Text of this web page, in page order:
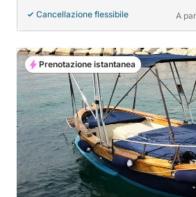
Cancellazione flessibile A
Prenotazione istantanea